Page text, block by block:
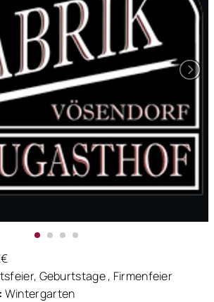
Geburtstage , Firmenfeier
Wintergarten